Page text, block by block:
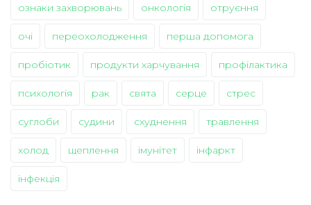
ознаки захворювань онкологія отруєння
очі переохолодження перша допомога
пробіотик продукти харчування профілактика
психологія рак свята серце стрес
суглоби судини схуднення травлення
холод щеплення імунітет інфаркт
інфекція